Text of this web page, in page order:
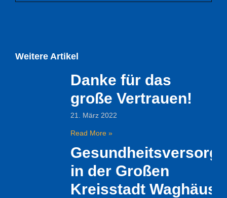
Weitere Artikel
Danke für das
große Vertrauen!
21. März 2022
Read More »
in der Großen
Kreisstadt